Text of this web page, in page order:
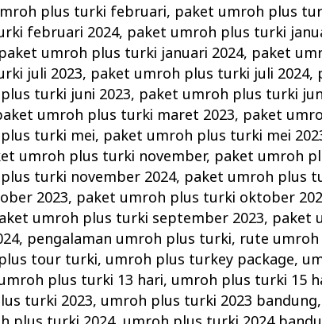
plus turki februari, paket umroh plus
februari 2024, paket umroh plus turki
paket umroh plus turki januari 2024, paket
juli 2023, paket umroh plus turki juli 2024,
turki juni 2023, paket umroh plus turki
umroh plus turki maret 2023, paket
turki mei, paket umroh plus turki mei
umroh plus turki november, paket umroh
turki november 2024, paket umroh plus
2023, paket umroh plus turki oktober
umroh plus turki september 2023, paket
, pengalaman umroh plus turki, rute
tour turki, umroh plus turkey package,
plus turki 13 hari, umroh plus turki 15
turki 2023, umroh plus turki 2023 bandung,